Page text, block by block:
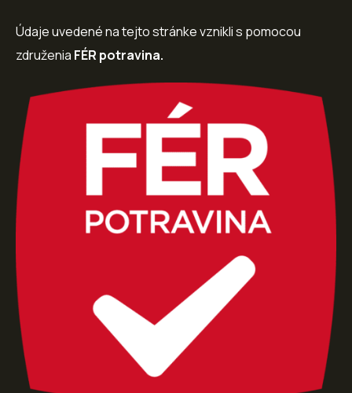
Údaje uvedené na tejto stránke vznikli s pomocou
združenia FÉR potravina.